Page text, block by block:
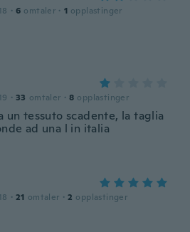
· 6 omtaler · 1 opplastinger
· 33 omtaler · 8 opplastinger
un tessuto scadente, la taglia
ad una l in italia
· 21 omtaler · 2 opplastinger